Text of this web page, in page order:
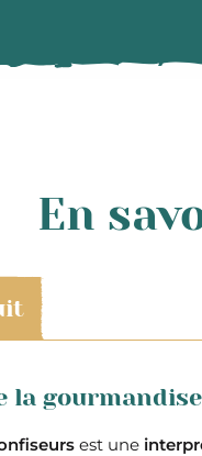
En
la gourmandise
est une